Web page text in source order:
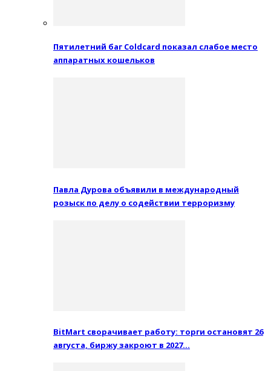
Пятилетний баг Coldcard показал слабое место
аппаратных кошельков
Павла Дурова объявили в международный
розыск по делу о содействии терроризму
BitMart сворачивает работу: торги остановят 26
августа, биржу закроют в 2027…